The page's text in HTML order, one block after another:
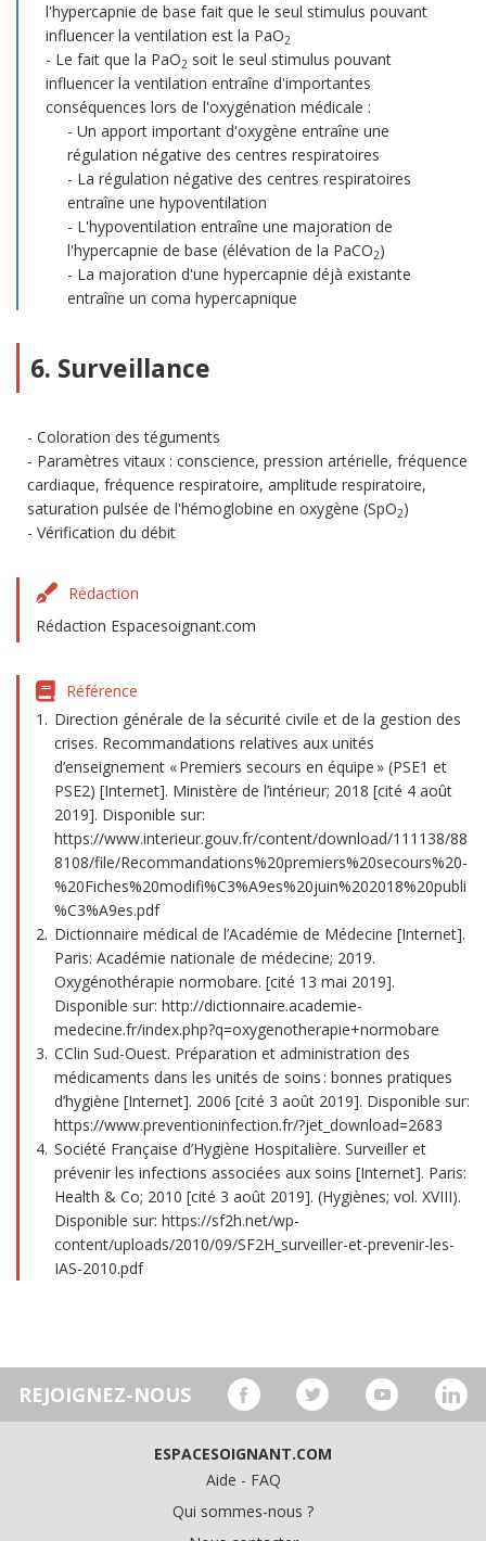
l'hypercapnie de base fait que le seul stimulus pouvant
influencer la ventilation est la PaO2
Le fait que la PaO2 soit le seul stimulus pouvant
influencer la ventilation entraîne d'importantes
conséquences lors de l'oxygénation médicale :
Un apport important d'oxygène entraîne une
régulation négative des centres respiratoires
La régulation négative des centres respiratoires
entraîne une hypoventilation
L'hypoventilation entraîne une majoration de
l'hypercapnie de base (élévation de la PaCO2)
La majoration d'une hypercapnie déjà existante
entraîne un coma hypercapnique
6. Surveillance
Coloration des téguments
Paramètres vitaux : conscience, pression artérielle, fréquence
cardiaque, fréquence respiratoire, amplitude respiratoire,
saturation pulsée de l'hémoglobine en oxygène (SpO2)
Vérification du débit
Rédaction
Rédaction Espacesoignant.com
Référence
Direction générale de la sécurité civile et de la gestion des
crises. Recommandations relatives aux unités
d’enseignement « Premiers secours en équipe » (PSE1 et
PSE2) [Internet]. Ministère de l’intérieur; 2018 [cité 4 août
2019]. Disponible sur:
https://www.interieur.gouv.fr/content/download/111138/88
8108/file/Recommandations%20premiers%20secours%20-
%20Fiches%20modifi%C3%A9es%20juin%202018%20publi
%C3%A9es.pdf
Dictionnaire médical de l’Académie de Médecine [Internet].
Paris: Académie nationale de médecine; 2019.
Oxygénothérapie normobare. [cité 13 mai 2019].
Disponible sur: http://dictionnaire.academie-
medecine.fr/index.php?q=oxygenotherapie+normobare
CClin Sud-Ouest. Préparation et administration des
médicaments dans les unités de soins : bonnes pratiques
d’hygiène [Internet]. 2006 [cité 3 août 2019]. Disponible sur:
https://www.preventioninfection.fr/?jet_download=2683
Société Française d’Hygiène Hospitalière. Surveiller et
prévenir les infections associées aux soins [Internet]. Paris:
Health & Co; 2010 [cité 3 août 2019]. (Hygiènes; vol. XVIII).
Disponible sur: https://sf2h.net/wp-
content/uploads/2010/09/SF2H_surveiller-et-prevenir-les-
IAS-2010.pdf
REJOIGNEZ-NOUS
ESPACESOIGNANT.COM
Aide - FAQ
Qui sommes-nous ?